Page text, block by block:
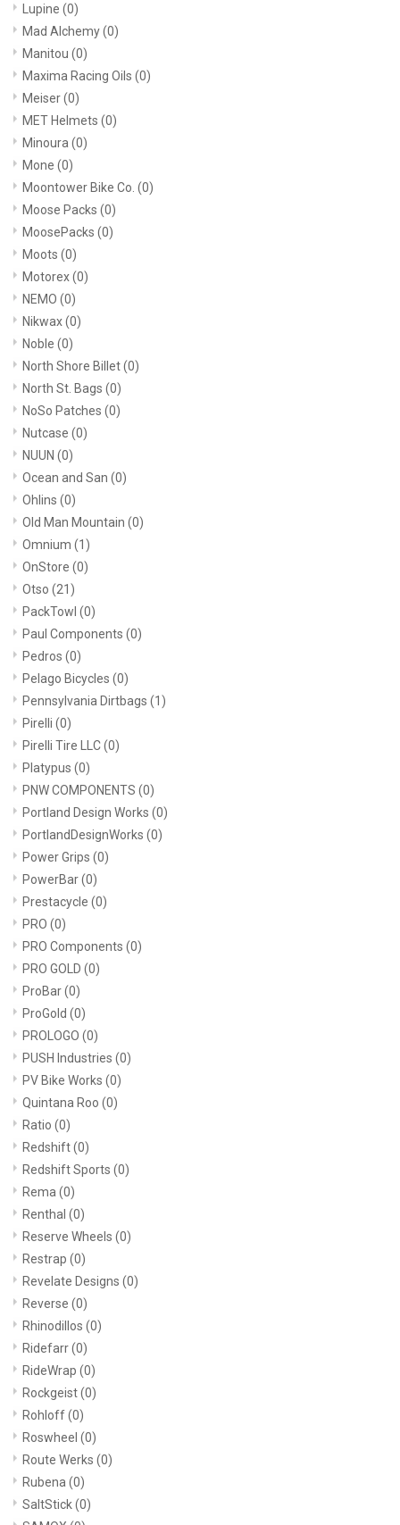
Lupine (0)
Mad Alchemy(0)
Manitou (0)
Maxima Racing Oils (0)
Meiser(0)
MET Helmets (0)
Minoura (0)
Mone (0)
Moontower Bike Co. (0)
Moose Packs (0)
MoosePacks (0)
Moots (0)
Motorex(0)
NEMO (0)
Nikwax(0)
Noble (0)
North Shore Billet(0)
North St. Bags (0)
NoSo Patches (0)
Nutcase (0)
NUUN (0)
Ocean and San (0)
Ohlins (0)
Old Man Mountain (0)
Omnium (1)
OnStore (0)
Otso (21)
PackTowl (0)
Paul Components (0)
Pedros (0)
Pelago Bicycles (0)
Pennsylvania Dirtbags (1)
Pirelli (0)
Pirelli Tire LLC(0)
Platypus (0)
PNW COMPONENTS (0)
Portland Design Works (0)
PortlandDesignWorks (0)
Power Grips (0)
PowerBar(0)
Prestacycle (0)
PRO (0)
PRO Components (0)
PRO GOLD (0)
ProBar(0)
ProGold (0)
PROLOGO (0)
PUSH Industries (0)
PV Bike Works (0)
Quintana Roo (0)
Ratio (0)
Redshift(0)
Redshift Sports (0)
Rema (0)
Renthal (0)
Reserve Wheels (0)
Restrap (0)
Revelate Designs (0)
Reverse (0)
Rhinodillos (0)
Ridefarr(0)
RideWrap (0)
Rockgeist(0)
Rohloff(0)
Roswheel (0)
Route Werks (0)
Rubena (0)
SaltStick(0)